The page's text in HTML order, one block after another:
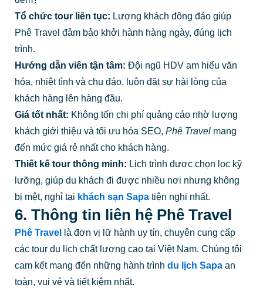
Tổ chức tour liên tục: Lượng khách đông đảo giúp
Phê Travel đảm bảo khởi hành hàng ngày, đúng lịch
trình.
Hướng dẫn viên tận tâm: Đội ngũ HDV am hiểu văn
hóa, nhiệt tình và chu đáo, luôn đặt sự hài lòng của
khách hàng lên hàng đầu.
Giá tốt nhất: Không tốn chi phí quảng cáo nhờ lượng
khách giới thiệu và tối ưu hóa SEO, Phê Travelmang
đến mức giá rẻ nhất cho khách hàng.
Thiết kế tour thông minh: Lịch trình được chọn lọc kỹ
lưỡng, giúp du khách đi được nhiều nơi nhưng không
bị mệt, nghỉ tại khách sạn Sapa tiện nghi nhất.
6. Thông tin liên hệ Phê Travel
Phê Travel
là đơn vị lữ hành uy tín, chuyên cung cấp
các tour du lịch chất lượng cao tại Việt Nam. Chúng tôi
cam kết mang đến những hành trình du lịch Sapaan
toàn, vui vẻ và tiết kiệm nhất.